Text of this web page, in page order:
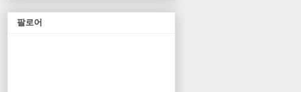
팔로어